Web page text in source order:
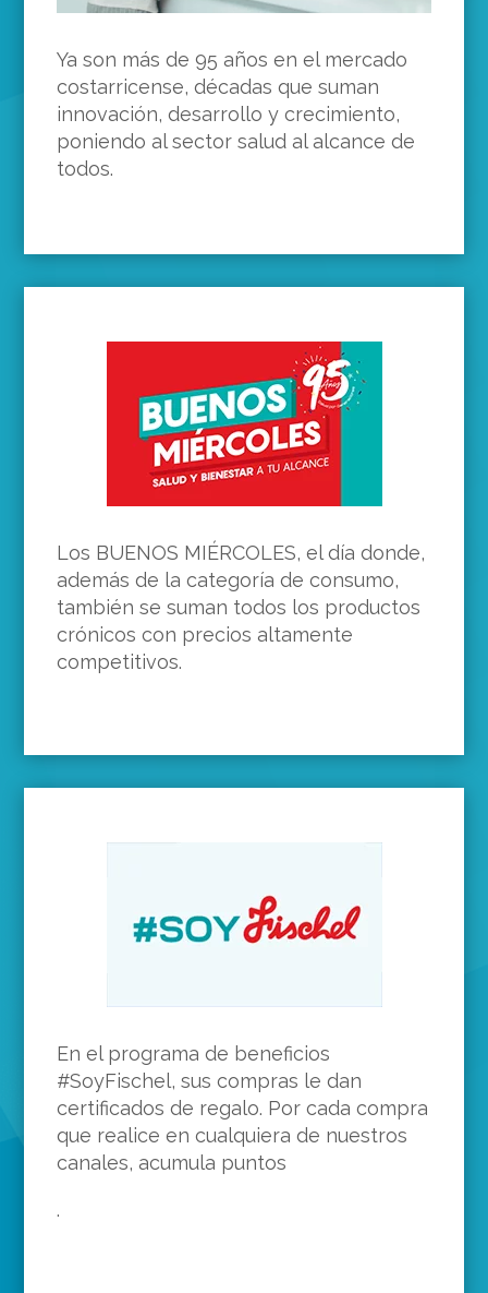
Ya son más de 95 años en el mercado
costarricense, décadas que suman
innovación, desarrollo y crecimiento,
poniendo al sector salud al alcance de
todos.
Los BUENOS MIÉRCOLES, el día donde,
además de la categoría de consumo,
también se suman todos los productos
crónicos con precios altamente
competitivos.
En el programa de beneficios
#SoyFischel, sus compras le dan
certificados de regalo. Por cada compra
que realice en cualquiera de nuestros
canales, acumula puntos
.